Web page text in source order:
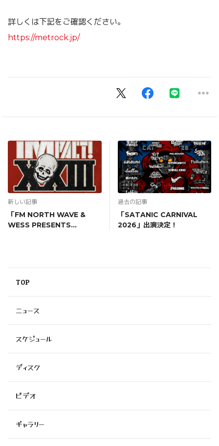
詳しくは下記をご確認ください。
https://metrock.jp/
新しい記事
「FM NORTH WAVE &
WESS PRESENTS
過去の記事
「SATANIC CARNIVAL
2026」出演決定！
TOP
ニュース
スケジュール
ディスク
ビデオ
ギャラリー